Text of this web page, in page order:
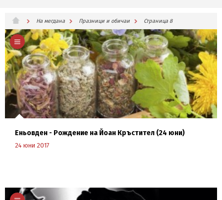
На мегдана Празници и обичаи Страница 8
Еньовден - Рождение на Йоан Кръстител (24 юни)
24 юни 2017
Научи повече